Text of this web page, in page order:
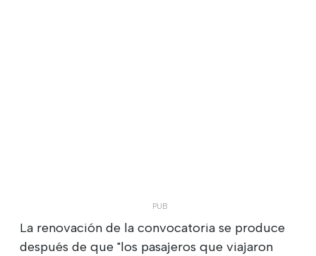
La renovación de la convocatoria se produce
después de que "los pasajeros que viajaron